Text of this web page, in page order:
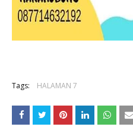
Tags: HALAMAN 7